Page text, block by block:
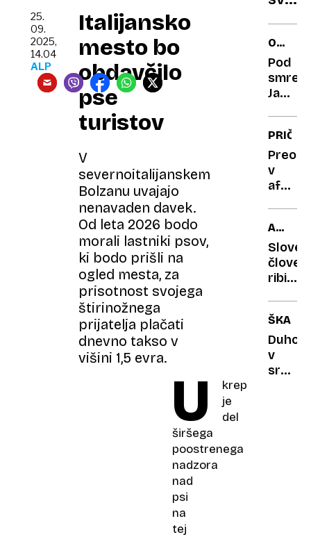
Italijansko
mesto bo
obdavčilo
pse
turistov
V
severnoitalijanskem
Bolzanu uvajajo
nenavaden davek.
Od leta 2026 bodo
morali lastniki psov,
ki bodo prišli na
ogled mesta, za
prisotnost svojega
štirinožnega
prijatelja plačati
dnevno takso v
višini 1,5 evra.
25.
09.
2025,
14.04
ALP
U
krep
je
del
širšega
poostrenega
nadzora
nad
psi
na
tej
vojno
ter
so
OCENA
Pod
v
aferi
mož
je bil
na
ljubico!
FILM
ribica
v